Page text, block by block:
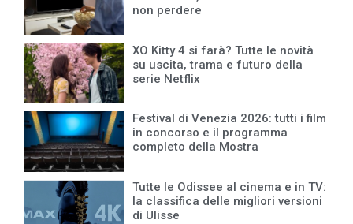
non perdere
XO Kitty 4 si farà? Tutte le novità
su uscita, trama e futuro della
serie Netflix
Festival di Venezia 2026: tutti i film
in concorso e il programma
completo della Mostra
Tutte le Odissee al cinema e in TV:
la classifica delle migliori versioni
di Ulisse